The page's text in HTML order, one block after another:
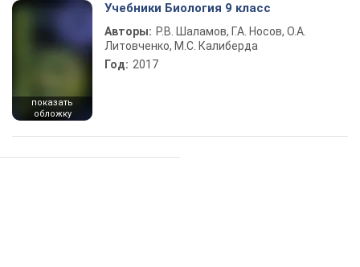
показать
обложку
Учебники Биология 9 класс
Авторы: Р.В. Шаламов, Г.А. Носов, О.А.
Литовченко, М.С. Калиберда
Год: 2017